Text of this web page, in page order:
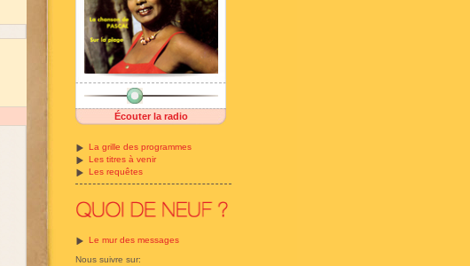
Écouter la radio
La grille des programmes
Les titres à venir
Les requêtes
Le mur des messages
Nous suivre sur: